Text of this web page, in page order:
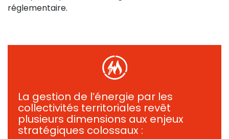
réglementaire.
La gestion de l’énergie par les
collectivités territoriales revêt
plusieurs dimensions aux enjeux
stratégiques colossaux :